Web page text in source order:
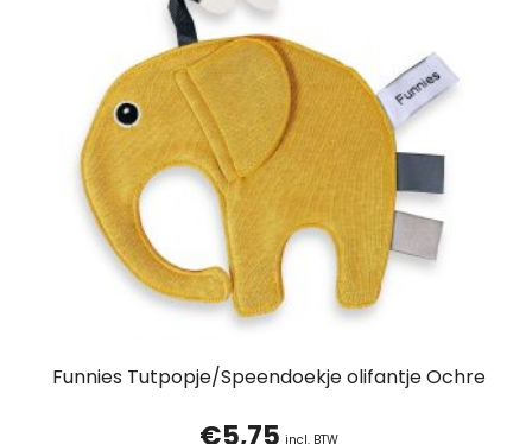
Funnies Tutpopje/Speendoekje olifantje Ochre
€5,75 incl. BTW